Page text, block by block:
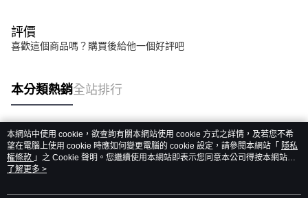
評價
喜歡這個商品嗎？購買後給他一個好評吧
本分類熱銷全站排行
熱門標籤
本網站中使用 cookie，欲查詢有關本網站使用 cookie 方式之詳情，及若您不希
望在電腦上使用 cookie 時應如何變更電腦的 cookie 設定，請參閱本網站「 隱私
權條款 」之 Cookie 聲明。您繼續使用本網站即表示您同意本公司得按本網站使
用條款之 Cookie 聲明使用 cookie。
了解更多 >